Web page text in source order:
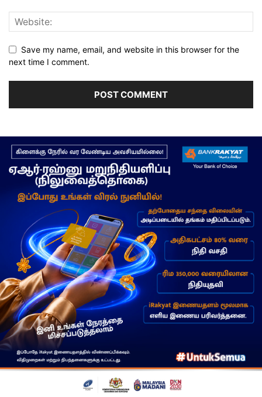
Save my name, email, and website in this browser for the
next time I comment.